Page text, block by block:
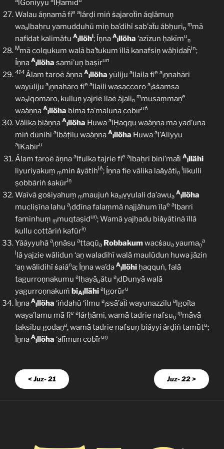
lGoniyyu lḤamīd
Walau áṇnamā fie alárḍi miṅ ṡajaroẗin áqlämuṇ
waalbaḥru yamudduhü miņ ba’dihï sab’aẗu ábḥuriṇ
ṃmā
nafidat kalimätu A
lllöhi; Íṇna A
lllöha ‘azīzun ḥakīmu
ṇ
Ṃmā colqukum walā ba’ṫukum íllā kanafsiṇ wäḥidaḧin;
Íṇna A
lllöha samī’uņ baṣīrun
414Álam taroẽ áṇna A
lllöha yūliju allaila fie a
lṇnahāri
wayūliju a
lṇnahāro fie allaili wasaccoro a
lṡṡamsa
waalqomaro, kulluṇ yajriẽ ílaẽ ájaliṇ
ṃmusaṃmaṇe
waáṇna A
lllöha bimā ta’malūna cobīruṅ
Välika biáṇna A
lllöha Huwa alḤaqqu waáṇna mā yad’ūna
miṅ dūnihi albäṭilu waáṇna A
lllöha Huwa al’Aliyyu
alKabīru
Álam taroẽ áṇna alfulka tajrie fie albaḥri bini’maẗi A
lllähi
liyuriyakuṃ ṃmin ǎyätihiẽ; Íṇna fie välika laǎyätiṇ
llikulli
ṣobbāriṅ ṡakūriṇ
Waívā goṡiyahuṃ ṃmaujuṅ kaalṿṿulali da’awua
A
lllöha
mucliṣīna lahu a
lddīna falaṃmā najjähum ílae albarri
faminhuṃ ṃmuqtaṣiduṇ; Wamā yajḥadu biǎyätinã íllā
kullu cottāriṅ kafūriṇ
Yãáyyuhā a
lṇnāsu attaqūa Robbakumwacṡaua yaumaṇ
a
llā yajzie wālidun ‘aṇ waladihï walā maulūdun huwa jāzin
‘aṇ wālidihï ṡaiána; Íṇna wa’da A
lllöhi ḥaqquṅ, falā
tagurroṇnakumu alḥayāuätu a
ldDunyā walā
yagurroṇnakuṁ biAlllähi algorūru
Íṇna A
lllöha ‘iṅdahü ‘ilmu a
lssā’aẗi wayunazzilu algoiṫa
waya’lamu mā fie alárḥāmi, wamā tadrie nafsuṇ
ṃmāvā
taksibu godaṇa, wamā tadrie nafsuņ biáyyi árḍiṅ tamūtu;
Íṇna A
lllöha ‘alīmun cobīruņ
< Juz- 21 Juz- 22 >